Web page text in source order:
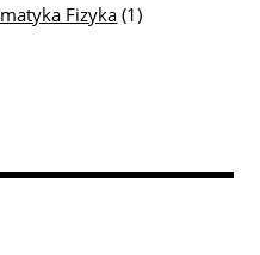
Fizyka (1)